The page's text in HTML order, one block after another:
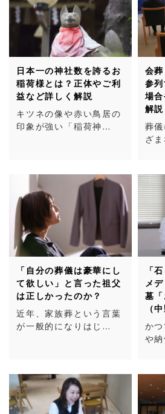
日本一の神社数を誇るお
稲荷様とは？正体やご利
益など詳しく解説
キツネの像や赤い鳥居の
印象が強い「稲荷神…
会
参
場
解説
葬
ざ
「自分の葬儀は豪華にし
て欲しい」と言った祖父
は正しかったのか？
近年、家族葬という言葉
が一般的になりはじ…
「
メ
墓
（
か
や